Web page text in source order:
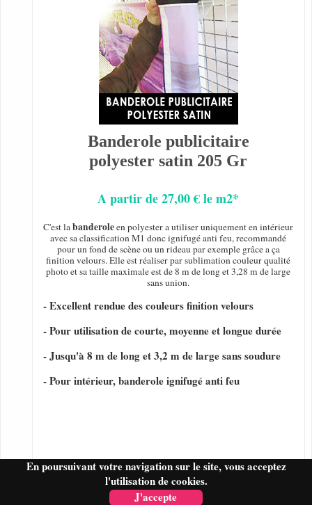
En poursuivant votre navigation sur le site, vous acceptez
l'utilisation de cookies.
J'accepte
Banderole publicitaire
polyester satin 205 Gr
A partir de 27,00 € le m2*
C'est labanderoleen polyester a utiliser uniquement en intérieur
avec sa classification M1 donc ignifugé anti feu, recommandé
pour un fond de scène ou un rideau par exemple grâce a ça
finition velours. Elle est réaliser par sublimation couleur qualité
photo et sa taille maximale est de 8 m de long et 3,28 m de large
sans union.
- Excellent rendue des couleurs finition velours
- Pour utilisation de courte, moyenne et longue durée
- Jusqu'à 8 m de long et 3,2 m de large sans soudure
- Pour intérieur, banderole ignifugé anti feu